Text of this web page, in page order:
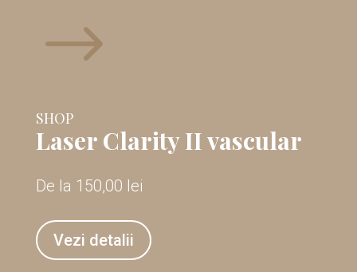
$
SHOP
Laser Clarity II vascular
De la 150,00 lei
Vezi detalii